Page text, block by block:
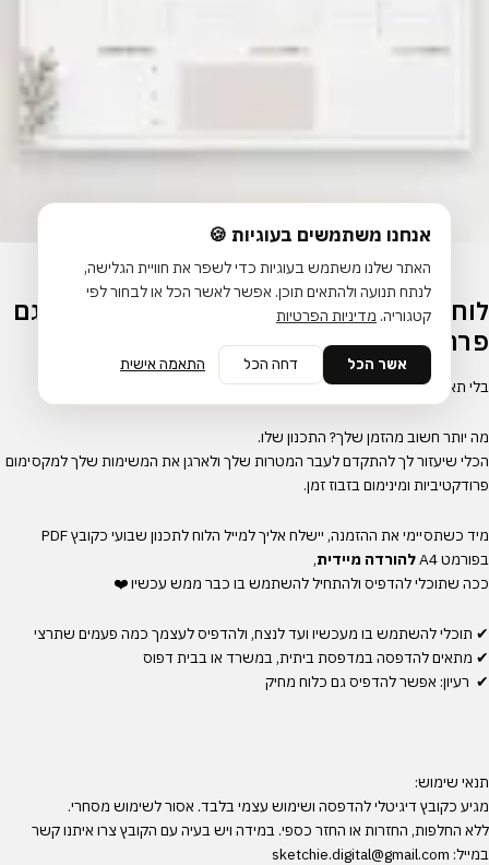
לוח תכנון שבועי | קובץ להורדה והדפסה | דגם
פרח
בלי תאריכים, למילוי עצמי
מה יותר חשוב מהזמן שלך? התכנון שלו.
הכלי שיעזור לך להתקדם לעבר המטרות שלך ולארגן את המשימות שלך למקסימום
פרודקטיביות ומינימום בזבוז זמן.
מיד כשתסיימי את ההזמנה, יישלח אליך למייל הלוח לתכנון שבועי כקובץ PDF
בפורמט A4
להורדה מיידית,
ככה שתוכלי להדפיס ולהתחיל להשתמש בו כבר ממש עכשיו ❤️
✔ תוכלי להשתמש בו מעכשיו ועד לנצח, ולהדפיס לעצמך כמה פעמים שתרצי
✔ מתאים להדפסה במדפסת ביתית, במשרד או בבית דפוס
✔ רעיון: אפשר להדפיס גם כלוח מחיק
תנאי שימוש:
מגיע כקובץ דיגיטלי להדפסה ושימוש עצמי בלבד. אסור לשימוש מסחרי.
ללא החלפות, החזרות או החזר כספי. במידה ויש בעיה עם הקובץ צרו איתנו קשר
במייל: sketchie.digital@gmail.com
אנחנו משתמשים בעוגיות 🍪
האתר שלנו משתמש בעוגיות כדי לשפר את חוויית הגלישה,
לנתח תנועה ולהתאים תוכן. אפשר לאשר הכל או לבחור לפי
קטגוריה. מדיניות הפרטיות
אשר הכל דחה הכל התאמה אישית